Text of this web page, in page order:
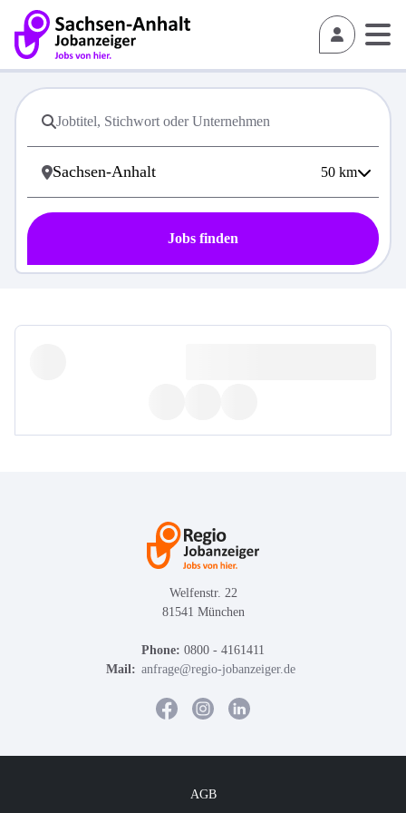
50 km
Jobs finden
Welfenstr. 22
81541 München
Phone: 0800 - 4161411
Mail: anfrage@regio-jobanzeiger.de
AGB